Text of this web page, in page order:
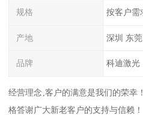
规格 按客户需
产地 深圳 东莞
品牌 科迪激光
经营理念,客户的满意是我们的荣幸
格答谢广大新老客户的支持与信赖！